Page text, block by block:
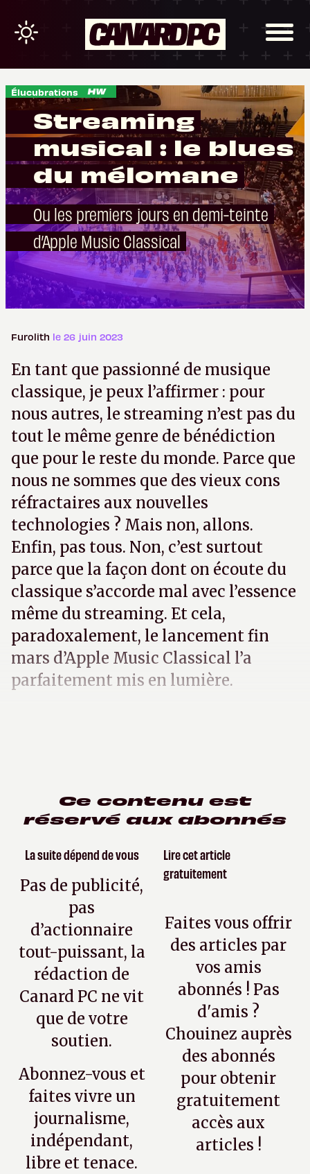
Élucubrations
Streaming
musical : le blues
du mélomane
Ou les premiers jours en demi-teinte
d’Apple Music Classical
Furolith le 26 juin 2023
En tant que passionné de musique
classique, je peux l’affirmer : pour
nous autres, le streaming n’est pas du
tout le même genre de bénédiction
que pour le reste du monde. Parce que
nous ne sommes que des vieux cons
réfractaires aux nouvelles
technologies ? Mais non, allons.
Enfin, pas tous. Non, c’est surtout
parce que la façon dont on écoute du
classique s’accorde mal avec l’essence
même du streaming. Et cela,
paradoxalement, le lancement fin
mars d’Apple Music Classical l’a
parfaitement mis en lumière.
Ce contenu est
réservé aux abonnés
La suite dépend de vous
Pas de publicité,
pas
d’actionnaire
tout-puissant, la
rédaction de
Canard PC ne vit
que de votre
soutien.
Abonnez-vous et
faites vivre un
journalisme,
indépendant,
libre et tenace.
Lire cet article
gratuitement
Faites vous offrir
des articles par
vos amis
abonnés ! Pas
d'amis ?
Chouinez auprès
des abonnés
pour obtenir
gratuitement
accès aux
articles !